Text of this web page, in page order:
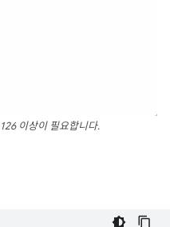
이상이 필요합니다.